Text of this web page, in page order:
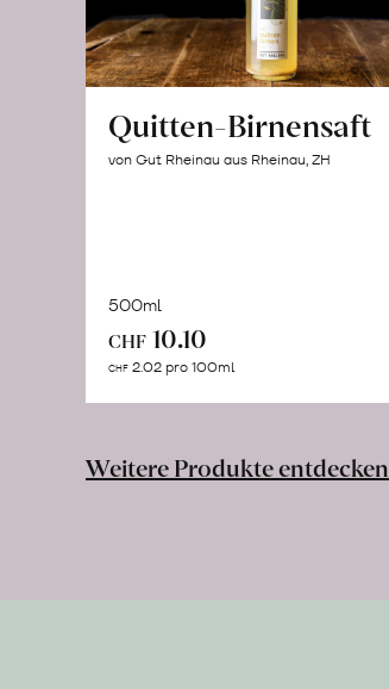
Quitten-Birnensaft
von Gut Rheinau aus Rheinau, ZH
500ml
CHF 10.10
CHF 2.02 pro 100ml
Weitere Produkte entdecken